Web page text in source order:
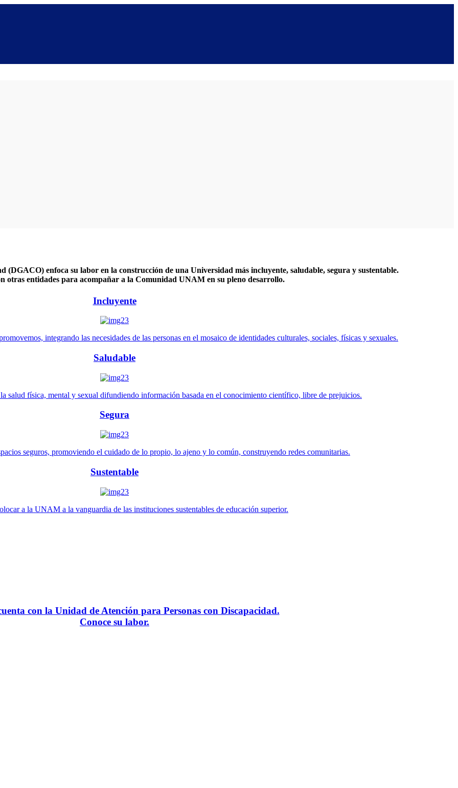
(DGACO) enfoca su labor en la construcción de una Universidad más incluyente, saludable, segura y sustentable.
otras entidades para acompañar a la Comunidad UNAM en su pleno desarrollo.
Incluyente
integrando las necesidades de las personas en el mosaico de identidades culturales, sociales, físicas y sexuales.
Saludable
salud física, mental y sexual difundiendo información basada en el conocimiento científico, libre de prejuicios.
Segura
seguros, promoviendo el cuidado de lo propio, lo ajeno y lo común, construyendo redes comunitarias.
Sustentable
a la UNAM a la vanguardia de las instituciones sustentables de educación superior.
con la Unidad de Atención para Personas con Discapacidad.
Conoce su labor.